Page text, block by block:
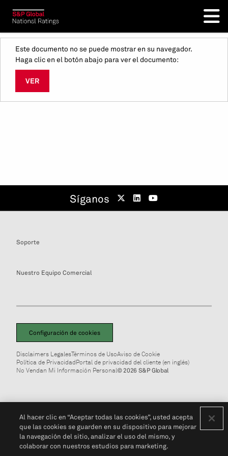
Este documento no se puede mostrar en su navegador.
Haga clic en el botón abajo para ver el documento:
VER
Síganos
Soporte
Nuestro Equipo Comercial
Configuración de cookies
Disclaimers LegalesTérminos de UsoAviso de Cookie
Política de PrivacidadPortal de privacidad del cliente (en inglés)
No Vendan Mi Información Personal© 2026 S&P Global
Al hacer clic en “Aceptar todas las cookies”, usted acepta
que las cookies se guarden en su dispositivo para mejorar
la navegación del sitio, analizar el uso del mismo, y
colaborar con nuestros estudios para marketing.